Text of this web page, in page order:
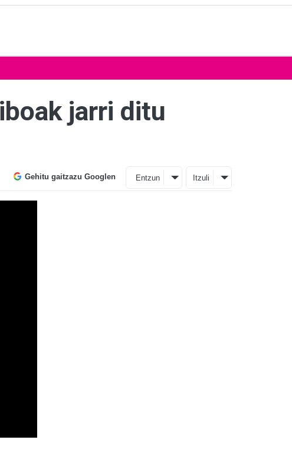
jarri ditu
Gehitu gaitzazu Googlen Entzun Itzuli